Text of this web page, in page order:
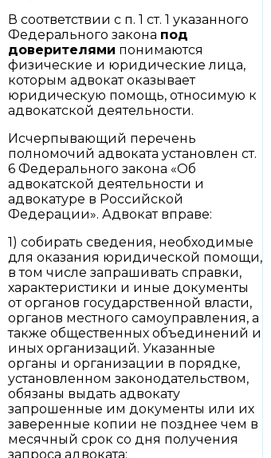
В соответствии с п. 1 ст. 1 указанного
Федерального закона под
доверителями понимаются
физические и юридические лица,
которым адвокат оказывает
юридическую помощь, относимую к
адвокатской деятельности.
Исчерпывающий перечень
полномочий адвоката установлен ст.
6 Федерального закона «Об
адвокатской деятельности и
адвокатуре в Российской
Федерации». Адвокат вправе:
1) собирать сведения, необходимые
для оказания юридической помощи,
в том числе запрашивать справки,
характеристики и иные документы
от органов государственной власти,
органов местного самоуправления, а
также общественных объединений и
иных организаций. Указанные
органы и организации в порядке,
установленном законодательством,
обязаны выдать адвокату
запрошенные им документы или их
заверенные копии не позднее чем в
месячный срок со дня получения
запроса адвоката;